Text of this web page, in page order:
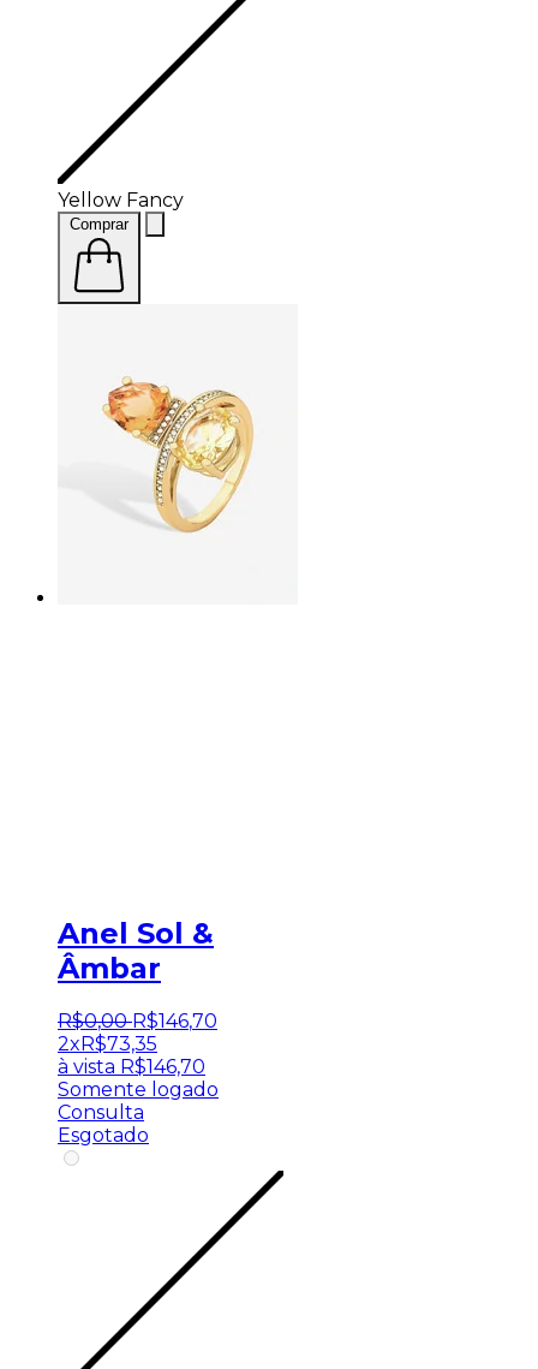
Yellow Fancy
Comprar
Anel Sol &
Âmbar
R$0,00 R$146,70
2xR$73,35
à vista R$146,70
Somente logado
Consulta
Esgotado